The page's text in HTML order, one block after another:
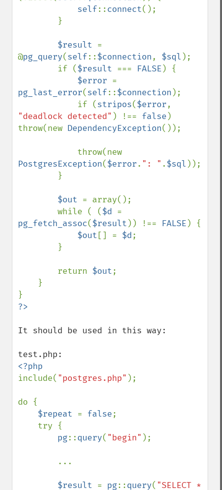
self::connect();
$result =
@pg_query(self::$connection, $sql );
        if (
$result === FALSE ) {
$error
pg_last_error(self::$connection );
            if (
stripos($error
"deadlock detected" ) !== false )
throw(new DependencyException());
PostgresException($error. ": " .$sql ));
$out = array();
        while ( (
$d
pg_fetch_assoc($result )) !== FALSE ) {
$out [] = $d;
        return
$out;
It should be used in this way:
include( "postgres.php" );
do {
$repeat = false;
pg::query( "begin" );
$result = pg::query( "SELECT *